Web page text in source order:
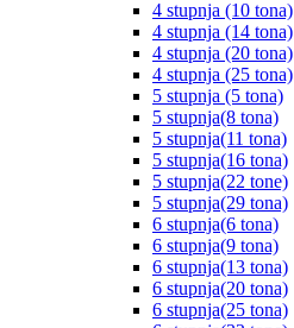
4 stupnja (10 tona)
4 stupnja (14 tona)
4 stupnja (20 tona)
4 stupnja (25 tona)
5 stupnja (5 tona)
5 stupnja(8 tona)
5 stupnja(11 tona)
5 stupnja(16 tona)
5 stupnja(22 tone)
5 stupnja(29 tona)
6 stupnja(6 tona)
6 stupnja(9 tona)
6 stupnja(13 tona)
6 stupnja(20 tona)
6 stupnja(25 tona)